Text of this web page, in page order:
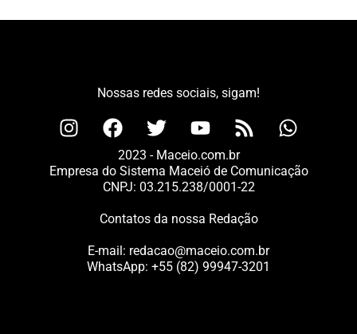
Nossas redes sociais, sigam!
2023 - Maceio.com.br
Empresa do Sistema Maceió de Comunicação
CNPJ: 03.215.238/0001-22
Contatos da nossa Redação
E-mail: redacao@maceio.com.br
WhatsApp: +55 (82) 99947-3201